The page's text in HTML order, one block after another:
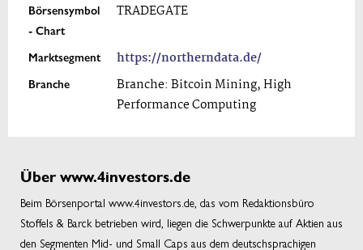
Börsensymbol
- Chart
TRADEGATE
Marktsegment https://northerndata.de/
Branche
Branche: Bitcoin Mining, High
Performance Computing
Über www.4investors.de
Beim Börsenportal www.4investors.de, das vom Redaktionsbüro
Stoffels & Barck betrieben wird, liegen die Schwerpunkte auf Aktien aus
den Segmenten Mid- und Small Caps aus dem deutschsprachigen